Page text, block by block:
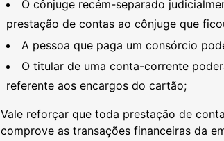
O cônjuge recém-separado
prestação de contas ao cônjuge que
A pessoa que paga um consórcio
O titular de uma conta-corrente
referente aos encargos do cartão;
Vale reforçar que toda prestação de
comprove as transações financeiras da